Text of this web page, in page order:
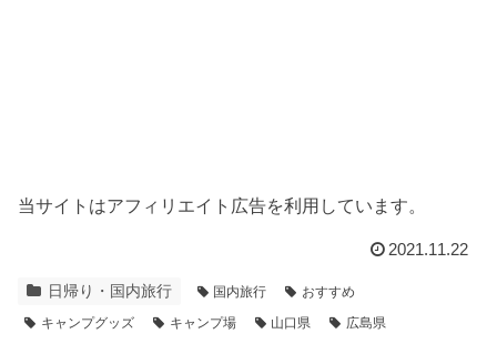
当サイトはアフィリエイト広告を利用しています。
2021.11.22
日帰り・国内旅行 国内旅行
おすすめ
キャンプグッズ
キャンプ場 山口県 広島県